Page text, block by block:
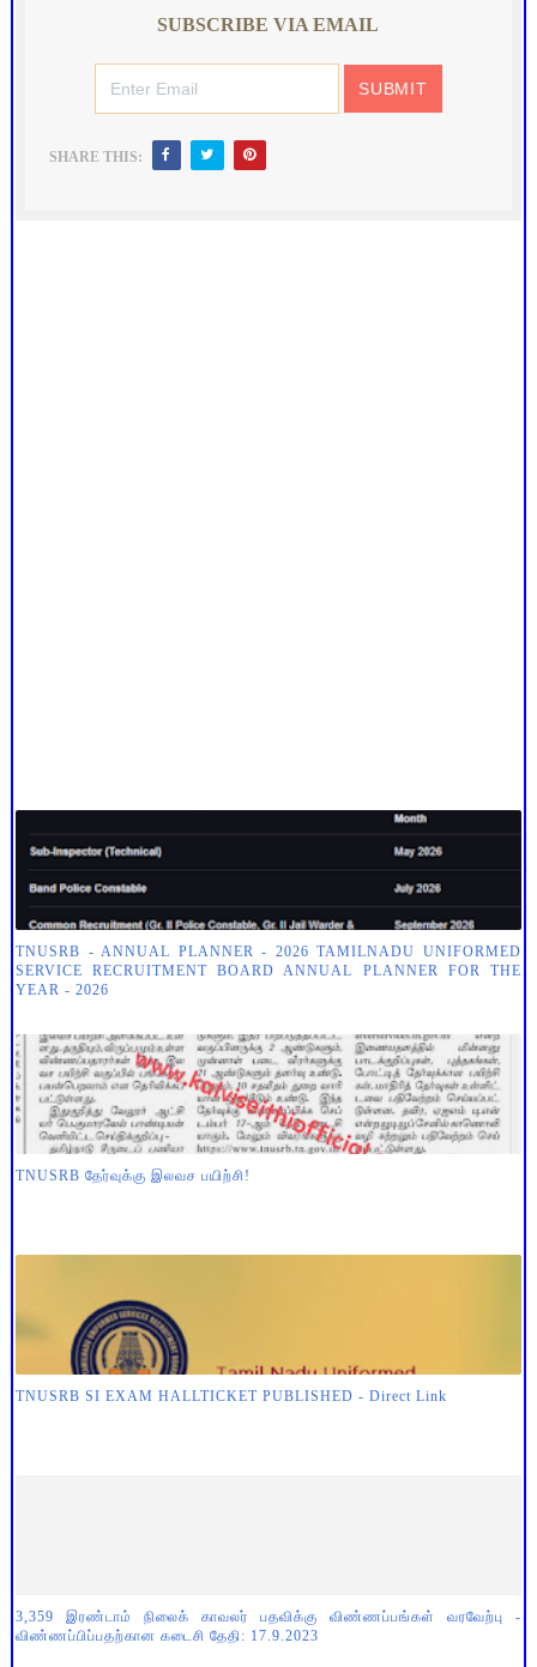
SUBSCRIBE VIA EMAIL
SHARE THIS:
TNUSRB - ANNUAL PLANNER - 2026 TAMILNADU UNIFORMED
SERVICE RECRUITMENT BOARD ANNUAL PLANNER FOR THE
YEAR - 2026
TNUSRB தேர்வுக்கு இலவச பயிற்சி!
TNUSRB SI EXAM HALLTICKET PUBLISHED - Direct Link
3,359 இரண்டாம் நிலைக் காவலர் பதவிக்கு விண்ணப்பங்கள் வரவேற்பு -
விண்ணப்பிப்பதற்கான கடைசி தேதி: 17.9.2023